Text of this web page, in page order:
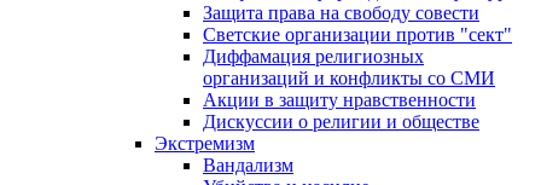
Защита права на свободу совести
Светские организации против "сект"
Диффамация религиозных
организаций и конфликты со СМИ
Акции в защиту нравственности
Дискуссии о религии и обществе
Экстремизм
Вандализм